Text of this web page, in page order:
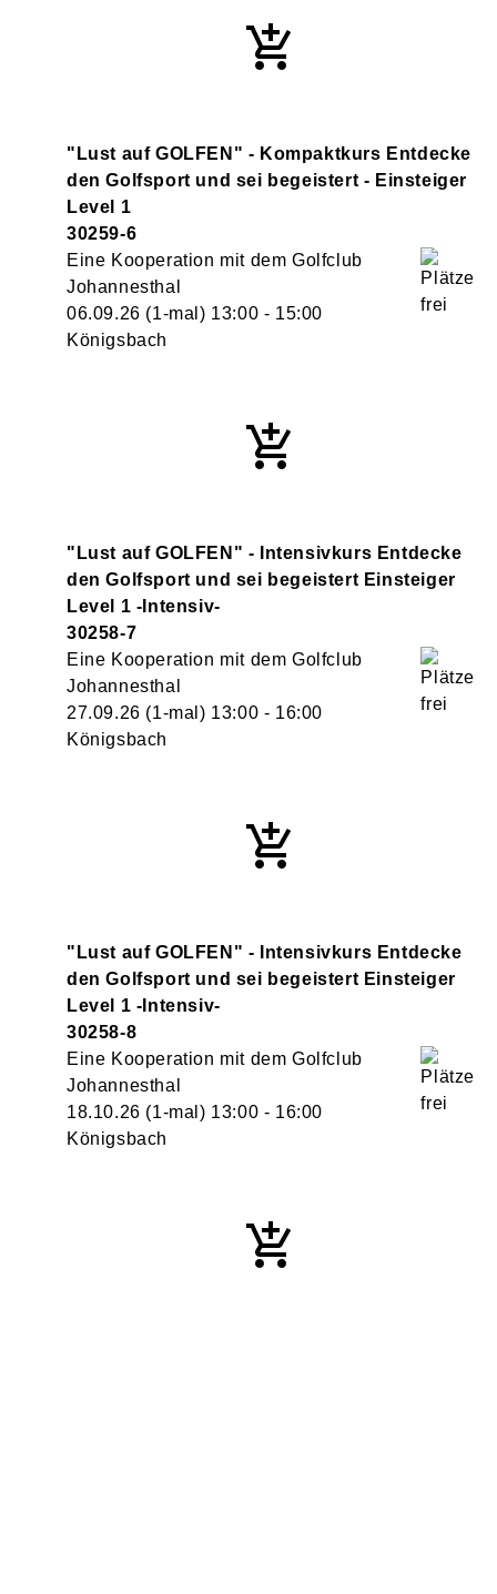
"Lust auf GOLFEN" - Kompaktkurs Entdecke
den Golfsport und sei begeistert - Einsteiger
Level 1
30259-6
Eine Kooperation mit dem Golfclub
Johannesthal
06.09.26 (1-mal) 13:00 - 15:00
Königsbach
"Lust auf GOLFEN" - Intensivkurs Entdecke
den Golfsport und sei begeistert Einsteiger
Level 1 -Intensiv-
30258-7
Eine Kooperation mit dem Golfclub
Johannesthal
27.09.26 (1-mal) 13:00 - 16:00
Königsbach
"Lust auf GOLFEN" - Intensivkurs Entdecke
den Golfsport und sei begeistert Einsteiger
Level 1 -Intensiv-
30258-8
Eine Kooperation mit dem Golfclub
Johannesthal
18.10.26 (1-mal) 13:00 - 16:00
Königsbach